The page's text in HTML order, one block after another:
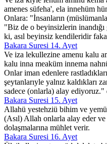
amenes süfeha', ela innehüm
Onlara: "İnsanların
"Biz de o beyinsizlerin
ki, asıl beyinsiz kendileridir
Bakara Suresi 14. Ayet
Ve iza lekullezine amenu kalu
kalu inna meaküm innema
Onlar iman edenlere
şeytanlarıyle yalnız kaldıkları
sadece (onlarla) alay ediyoruz."
Bakara Suresi 15. Ayet
Allahü yestehziü bihim ve
(Asıl) Allah onlarla alay eder ve
dolaşmalarına mühlet verir.
Bakara Suresi 16. Ayet